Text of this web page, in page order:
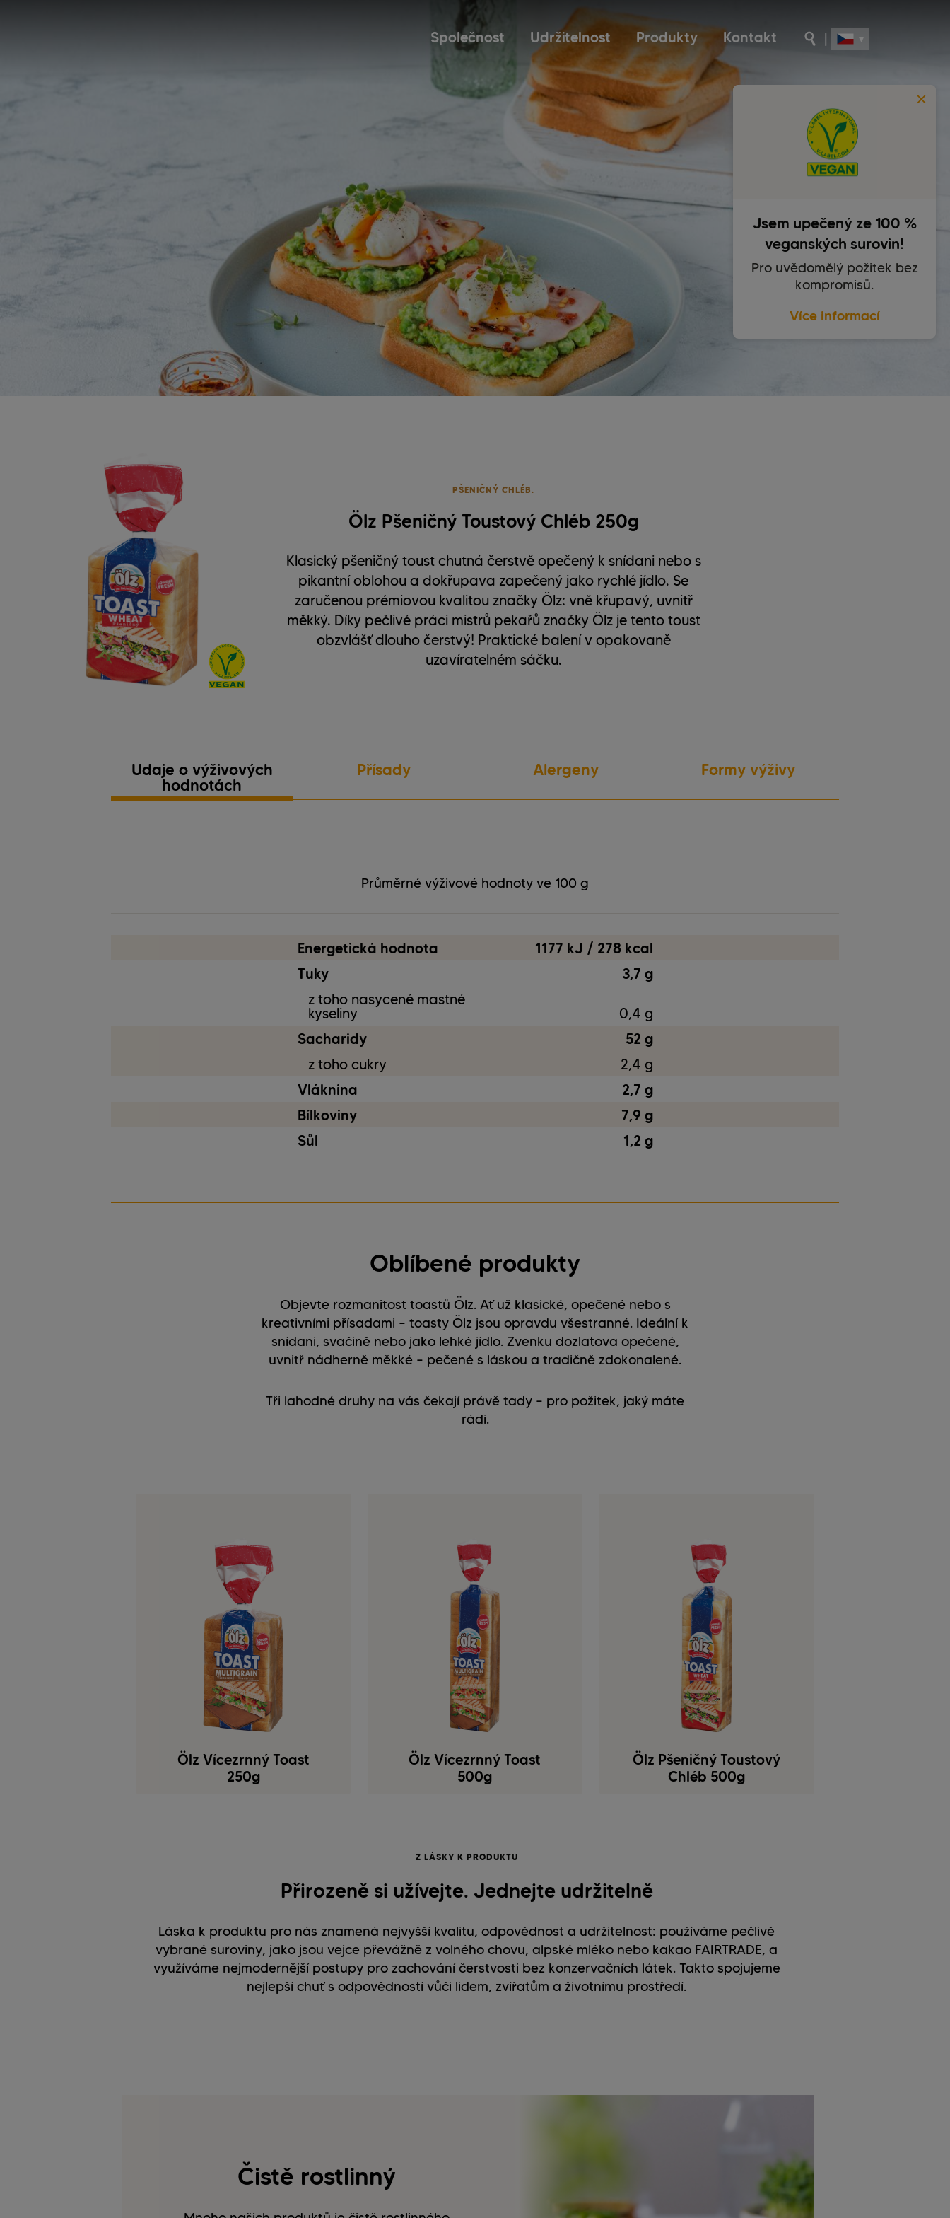
Společnost Udržitelnost Produkty Kontakt
PŠENIČNÝ CHLÉB.
Ölz Pšeničný Toustový Chléb 250g
Klasický pšeničný toust chutná čerstvě opečený k snídani nebo s
pikantní oblohou a dokřupava zapečený jako rychlé jídlo. Se
zaručenou prémiovou kvalitou značky Ölz: vně křupavý, uvnitř
měkký. Díky pečlivé práci mistrů pekařů značky Ölz je tento toust
obzvlášť dlouho čerstvý! Praktické balení v opakovaně
uzavíratelném sáčku.
Údaje o výživových
hodnotách
Průměrné výživové hodnoty ve 100 g
Energetická hodnota
1177 kJ / 278 kcal
Tuky
3,7 g
z toho nasycené mastné
kyseliny
0,4 g
Sacharidy
52 g
z toho cukry
2,4 g
Vláknina
2,7 g
Bílkoviny
7,9 g
Sůl
1,2 g
Přísady Alergeny Formy výživy
Oblíbené produkty
Objevte rozmanitost toastů Ölz. Ať už klasické, opečené nebo s
kreativními přísadami – toasty Ölz jsou opravdu všestranné. Ideální k
snídani, svačině nebo jako lehké jídlo. Zvenku dozlatova opečené,
uvnitř nádherně měkké – pečené s láskou a tradičně zdokonalené.
Tři lahodné druhy na vás čekají právě tady – pro požitek, jaký máte
rádi.
Ölz Vícezrnný Toast
250g
Ölz Vícezrnný Toast
500g
Ölz Pšeničný Toustový
Chléb 500g
Z LÁSKY K PRODUKTU
Přirozeně si užívejte. Jednejte udržitelně
Láska k produktu pro nás znamená nejvyšší kvalitu, odpovědnost a udržitelnost: používáme pečlivě
vybrané suroviny, jako jsou vejce převážně z volného chovu, alpské mléko nebo kakao FAIRTRADE, a
využíváme nejmodernější postupy pro zachování čerstvosti bez konzervačních látek. Takto spojujeme
nejlepší chuť s odpovědností vůči lidem, zvířatům a životnímu prostředí.
Čistě rostlinný
Jsem upečený ze 100 %
veganských surovin!
Pro uvědomělý požitek bez
kompromisů.
Více informací